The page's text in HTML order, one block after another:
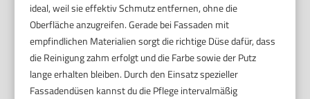
ideal, weil sie effektiv Schmutz entfernen, ohne die
Oberfläche anzugreifen. Gerade bei Fassaden mit
empfindlichen Materialien sorgt die richtige Düse dafür, dass
die Reinigung zahm erfolgt und die Farbe sowie der Putz
lange erhalten bleiben. Durch den Einsatz spezieller
Fassadendüsen kannst du die Pflege intervalmäßig